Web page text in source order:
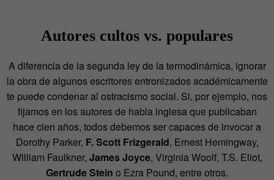
Autores cultos vs. populares
A diferencia de la segunda ley de la termodinámica, ignorar
la obra de algunos escritores entronizados académicamente
te puede condenar al ostracismo social. Si, por ejemplo, nos
fijamos en los autores de habla inglesa que publicaban
hace cien años, todos debemos ser capaces de invocar a
Dorothy Parker, F. Scott Frizgerald, Ernest Hemingway,
William Faulkner, James Joyce, Virginia Woolf, T.S. Eliot,
Gertrude Stein o Ezra Pound, entre otros.